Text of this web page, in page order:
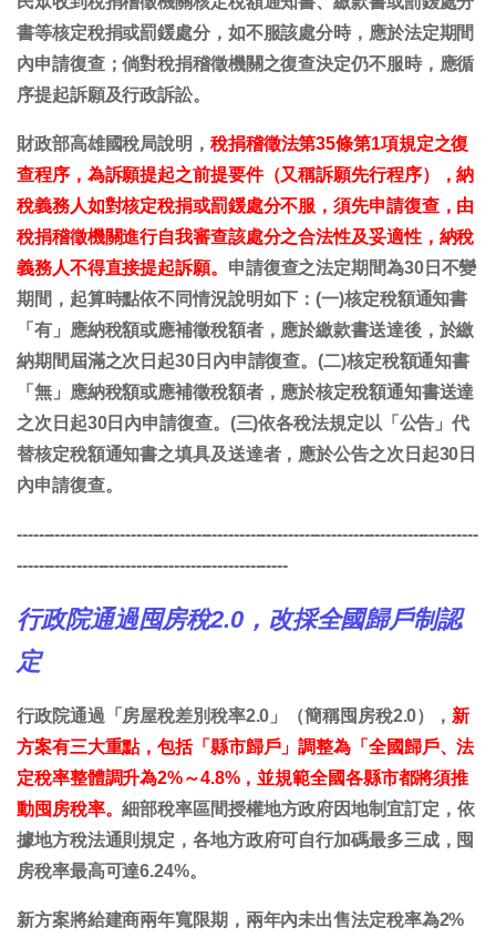
書等核定稅捐或罰鍰處分，如不服該處分時，應於法定期間
內申請復查；倘對稅捐稽徵機關之復查決定仍不服時，應循
序提起訴願及行政訴訟。
財政部高雄國稅局說明， 稅捐稽徵法第35條第1項規定之復
查程序，為訴願提起之前提要件（又稱訴願先行程序），納
稅義務人如對核定稅捐或罰鍰處分不服，須先申請復查，由
稅捐稽徵機關進行自我審查該處分之合法性及妥適性，納稅
義務人不得直接提起訴願。 申請復查之法定期間為30日不變
期間，起算時點依不同情況說明如下：(一)核定稅額通知書
「有」應納稅額或應補徵稅額者，應於繳款書送達後，於繳
納期間屆滿之次日起30日內申請復查。(二)核定稅額通知書
「無」應納稅額或應補徵稅額者，應於核定稅額通知書送達
之次日起30日內申請復查。(三)依各稅法規定以「公告」代
替核定稅額通知書之填具及送達者，應於公告之次日起30日
內申請復查。
-------------------------------------------------------------------------------------
--------------------------------------------------
行政院通過囤房稅2.0，改採全國歸戶制認
定
行政院通過「房屋稅差別稅率2.0」（簡稱囤房稅2.0）， 新
方案有三大重點，包括「縣市歸戶」調整為「全國歸戶、法
定稅率整體調升為2%～4.8%，並規範全國各縣市都將須推
動囤房稅率。細部稅率區間授權地方政府因地制宜訂定，依
據地方稅法通則規定，各地方政府可自行加碼最多三成，囤
房稅率最高可達6.24%。
新方案將給建商兩年寬限期，兩年內未出售法定稅率為2%